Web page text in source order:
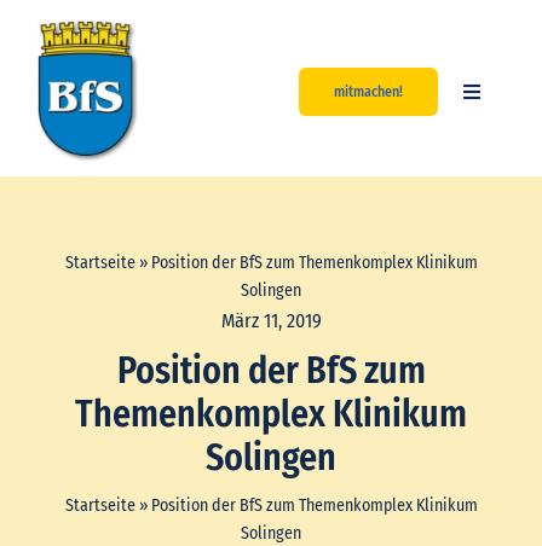
Inhalt
springen
mitmachen!
Toggle
Start
Unsere Werte
Startseite» Position der BfS zum Themenkomplex Klinikum
Solingen
März 11, 2019
Position der BfS zum
Themenkomplex Klinikum
Solingen
Startseite» Position der BfS zum Themenkomplex Klinikum
Solingen